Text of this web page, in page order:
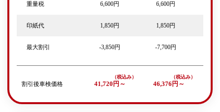
重量税 6,600円 6,600円
印紙代 1,850円 1,850円
最大割引 -3,850円 -7,700円
割引後車検価格 41,720円～ 46,376円～